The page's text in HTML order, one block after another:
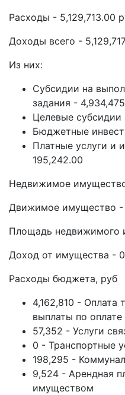
Расходы - 5,129,713.00
Доходы всего -
Из них:
Субсидии на
задания -
Целевые субсидии
Бюджетные
Платные услуги и
195,242.00
Недвижимое
Движимое имущество -
Площадь недвижимого
Доход от имущества -
Расходы бюджета, руб
4,162,810 - Оплата
выплаты по оплате
57,352 - Услуги
0 - Транспортные
198,295 -
9,524 - Арендная
имуществом